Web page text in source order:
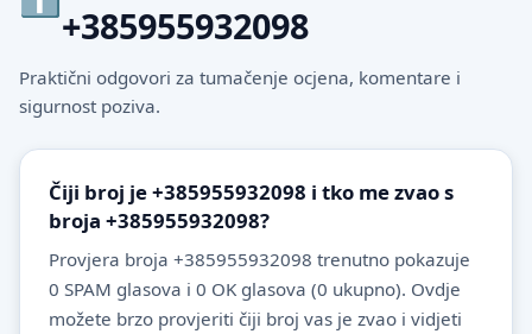
+385955932098
Praktični odgovori za tumačenje ocjena, komentare i
sigurnost poziva.
Čiji broj je +385955932098 i tko me zvao s
broja +385955932098?
Provjera broja +385955932098 trenutno pokazuje
0 SPAM glasova i 0 OK glasova (0 ukupno). Ovdje
možete brzo provjeriti čiji broj vas je zvao i vidjeti